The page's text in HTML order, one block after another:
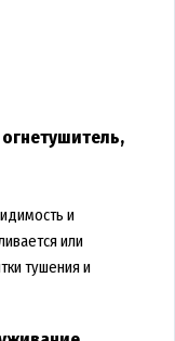
и
или
тушения и